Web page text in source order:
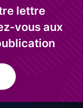
lettre
vous aux